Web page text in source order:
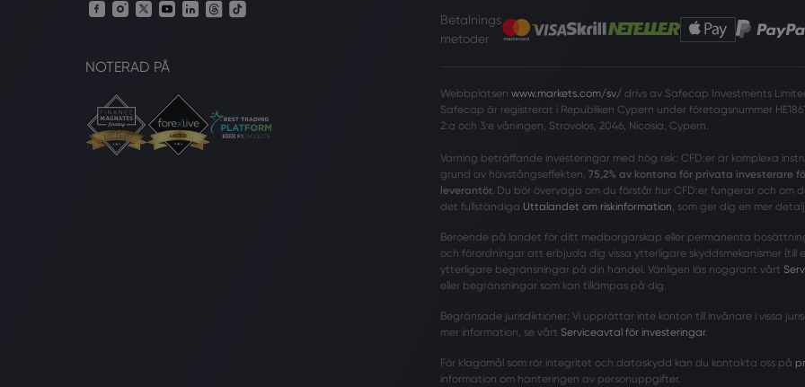
NOTERAD PÅ
Betalnings
metoder
Webbplatsen www.markets.com/sv/drivs av Safecap Investments
Safecap är registrerat i Republiken Cypern under företagsnummer
2:a och 3:e våningen, Strovolos, 2046, Nicosia, Cypern.
Varning beträffande investeringar med hög risk: CFD:er är komplexa
grund av hävstångseffekten. 75,2% av kontona för privata investerare
leverantör. Du bör överväga om du förstår hur CFD:er fungerar och
det fullständiga Uttalandet om riskinformation, som ger dig en mer
Beroende på landet för ditt medborgarskap eller permanenta
och förordningar att erbjuda dig vissa ytterligare skyddsmekanismer
ytterligare begränsningar på din handel. Vänligen läs noggrant vårt
eller begränsningar som kan tillämpas på dig.
Begränsade jurisdiktioner: Vi upprättar inte konton till invånare i vissa
mer information, se vårt Serviceavtal för investeringar.
För klagomål som rör integritet och dataskydd kan du kontakta oss på
information om hanteringen av personuppgifter.